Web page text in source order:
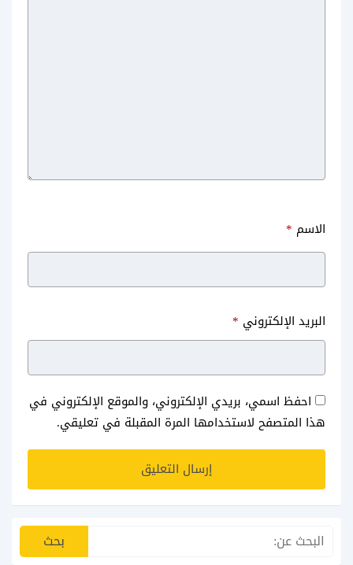
الاسم *
البريد الإلكتروني *
احفظ اسمي، بريدي الإلكتروني، والموقع الإلكتروني في
هذا المتصفح لاستخدامها المرة المقبلة في تعليقي.